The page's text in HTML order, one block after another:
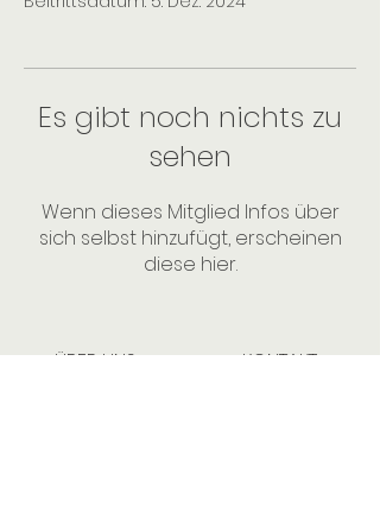
Es gibt noch nichts zu
sehen
Wenn dieses Mitglied Infos über
sich selbst hinzufügt, erscheinen
diese hier.
ÜBER UNS
KONTAKT